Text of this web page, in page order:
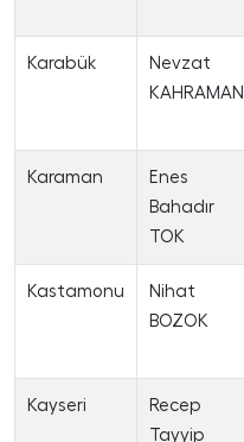
Karabük
Nevzat
KAHRAMAN
Karaman
Enes
Bahadır
TOK
Kastamonu
Nihat
BOZOK
Kayseri
Recep
Tayyip